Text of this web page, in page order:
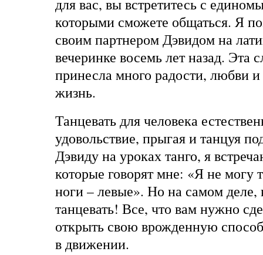
для вас, вы встретитесь с
которыми сможете общаться. Я
своим партнером Дэвидом на
вечеринке восемь лет назад. Эта
принесла много радости, любви
жизнь.
Танцевать для человека
удовольствие, прыгая и танцуя
Дэвиду на уроках танго, я
которые говорят мне: «Я не могу
ноги – левые». Но на самом
танцевать! Все, что вам нужно
открыть свою врожденную
в движении.